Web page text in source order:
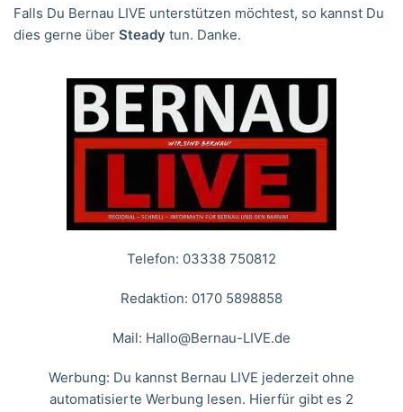
Falls Du Bernau LIVE unterstützen möchtest, so kannst Du
dies gerne über Steady tun. Danke.
Telefon: 03338 750812
Redaktion: 0170 5898858
Mail: Hallo@Bernau-LIVE.de
Werbung: Du kannst Bernau LIVE jederzeit ohne
automatisierte Werbung lesen. Hierfür gibt es 2